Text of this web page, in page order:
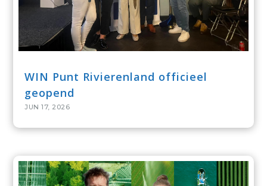
WIN Punt Rivierenland officieel
geopend
JUN 17, 2026